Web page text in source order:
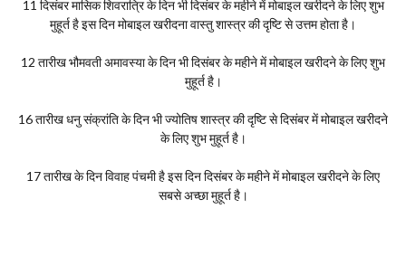
11 दिसंबर मासिक शिवरात्रि के दिन भी दिसंबर के महीने में मोबाइल खरीदने के लिए शुभ
मुहूर्त है इस दिन मोबाइल खरीदना वास्तु शास्त्र की दृष्टि से उत्तम होता है।
12 तारीख भौमवती अमावस्या के दिन भी दिसंबर के महीने में मोबाइल खरीदने के लिए शुभ
मुहूर्त है।
16 तारीख धनु संक्रांति के दिन भी ज्योतिष शास्त्र की दृष्टि से दिसंबर में मोबाइल खरीदने
के लिए शुभ मुहूर्त है।
17 तारीख के दिन विवाह पंचमी है इस दिन दिसंबर के महीने में मोबाइल खरीदने के लिए
सबसे अच्छा मुहूर्त है।